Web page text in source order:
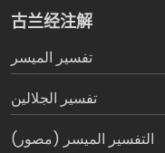
古兰经注解
تفسير المیسر
تفسير الجلالين
التفسير الميسر (مصور)